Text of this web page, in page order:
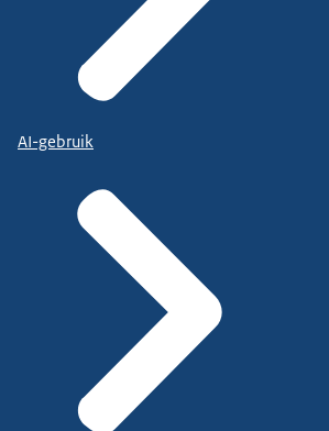
AI-gebruik